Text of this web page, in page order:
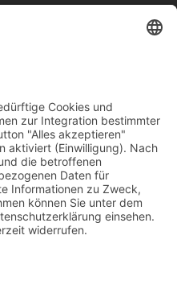
dem MKK-Kreis.
echo.de
einreichen